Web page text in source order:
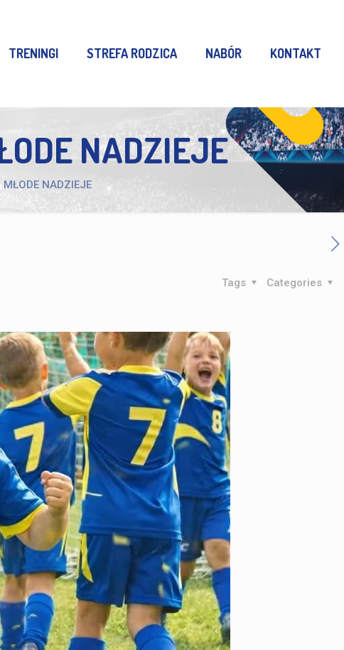
TRENINGI STREFA RODZICA NABÓR KONTAKT
NADZIEJE
NADZIEJE
Categories
Tags